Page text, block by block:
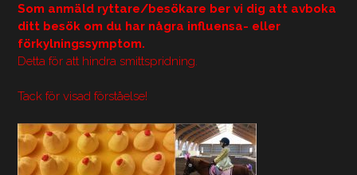
Som anmäld ryttare/besökare ber vi dig att avboka
ditt besök om du har några influensa- eller
förkylningssymptom.
Detta för att hindra smittspridning.
Tack för visad förståelse!